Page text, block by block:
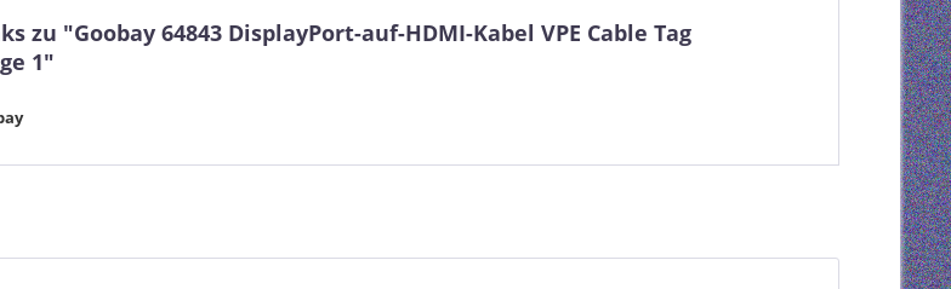
zu "Goobay 64843 DisplayPort-auf-HDMI-Kabel VPE Cable Tag
1"